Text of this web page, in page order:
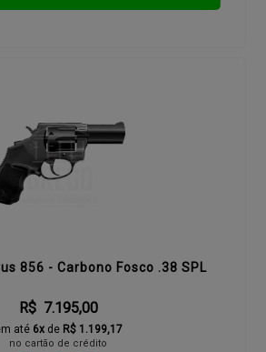
856 - Carbono Fosco .38 SPL
R$ 7.195,00
até 6xde R$ 1.199,17
no cartão de crédito